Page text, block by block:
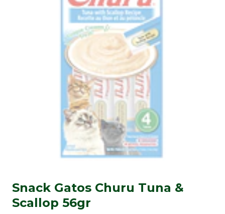
Snack Gatos Churu Tuna &
Scallop 56gr